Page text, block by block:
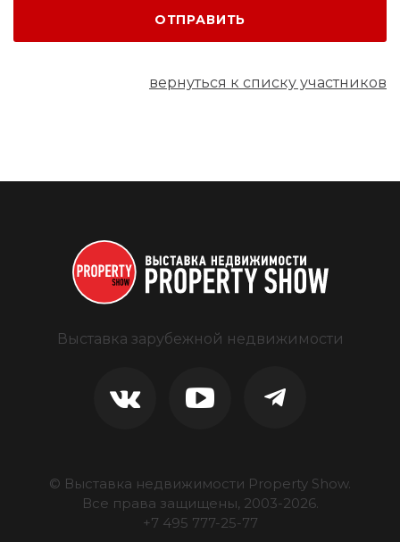
ОТПРАВИТЬ
вернуться к списку участников
Выставка зарубежной недвижимости
© Выставка недвижимости Property Show.
Все права защищены, 2003-2026.
+7 495 777-25-77